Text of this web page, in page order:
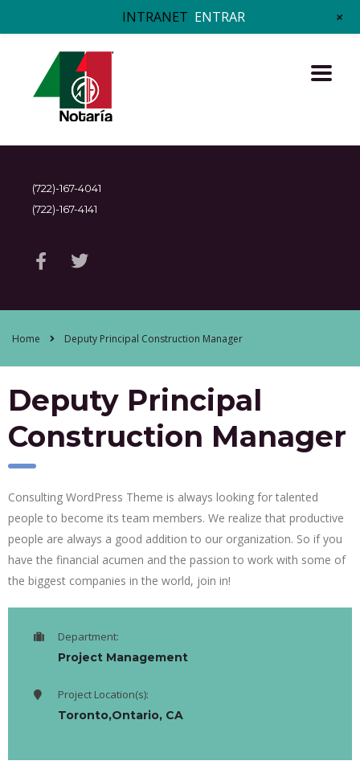
(722)-167-4041
(722)-167-4141
Home Deputy Principal Construction Manager
Deputy Principal
Construction Manager
Consulting WordPress Theme is always looking for talented
people to become its team members. We realize that productive
people are always a good addition to our organization. So if you
have the financial acumen and the passion to work with some of
the biggest companies in the world, join in!
Department:
Project Management
Project Location(s):
Toronto,Ontario, CA
INTRANET ENTRAR +